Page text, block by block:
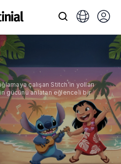
çalışan Stitch’in yolları
gücünü anlatan eğlenceli bir